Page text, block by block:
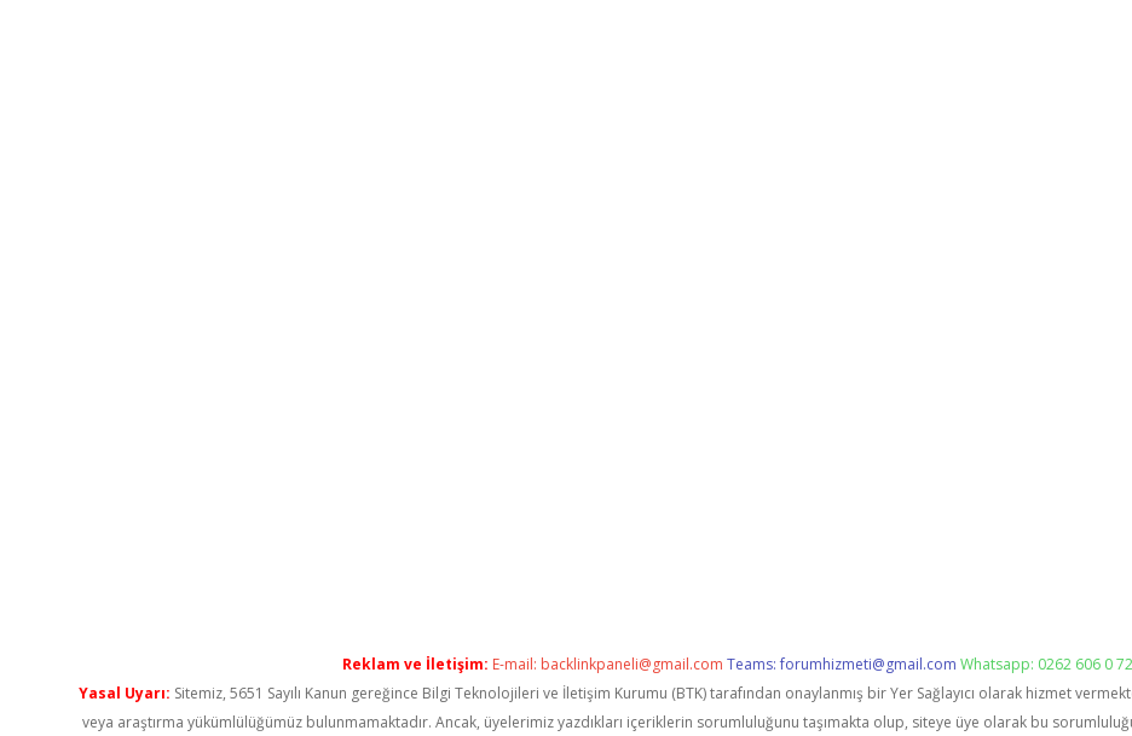
Reklam ve İletişim: E-mail: backlinkpaneli@gmail.com Teams:forumhizmeti@gmail.com Whatsapp: 0262 606 0
Yasal Uyarı: Sitemiz, 5651 Sayılı Kanun gereğince Bilgi Teknolojileri ve İletişim Kurumu (BTK) tarafından onaylanmış bir Yer Sağlayıcı olarak hizmet
veya araştırma yükümlülüğümüz bulunmamaktadır. Ancak, üyelerimiz yazdıkları içeriklerin sorumluluğunu taşımakta olup, siteye üye olarak bu